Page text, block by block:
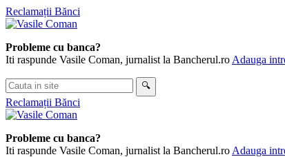
Skip
to
Reclamații Bănci
Probleme cu banca?
Iti raspunde Vasile Coman, jurnalist la Bancherul.ro Adauga
Cauta
in
site
🔍
Reclamații Bănci
Probleme cu banca?
Iti raspunde Vasile Coman, jurnalist la Bancherul.ro Adauga